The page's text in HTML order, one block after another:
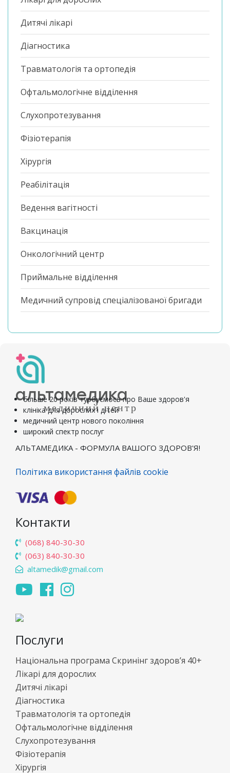
Дитячі лікарі
Діагностика
Травматологія та ортопедія
Офтальмологічне відділення
Слухопротезування
Фізіотерапія
Хірургія
Реабілітація
Ведення вагітності
Вакцинація
Онкологічний центр
Приймальне відділення
Медичний супровід спеціалізованої бригади
альтамедика
медичний центр
більше 20 років турбуємось про Ваше здоров'я
клініка для дорослих і дітей
медичний центр нового покоління
широкий спектр послуг
АЛЬТАМЕДИКА - ФОРМУЛА ВАШОГО ЗДОРОВ'Я!
Політика використання файлів cookie
Контакти
(068) 840-30-30
(063) 840-30-30
altamedik@gmail.com
Послуги
Національна програма Скринінг здоров’я 40+
Лікарі для дорослих
Дитячі лікарі
Діагностика
Травматологія та ортопедія
Офтальмологічне відділення
Слухопротезування
Фізіотерапія
Хірургія